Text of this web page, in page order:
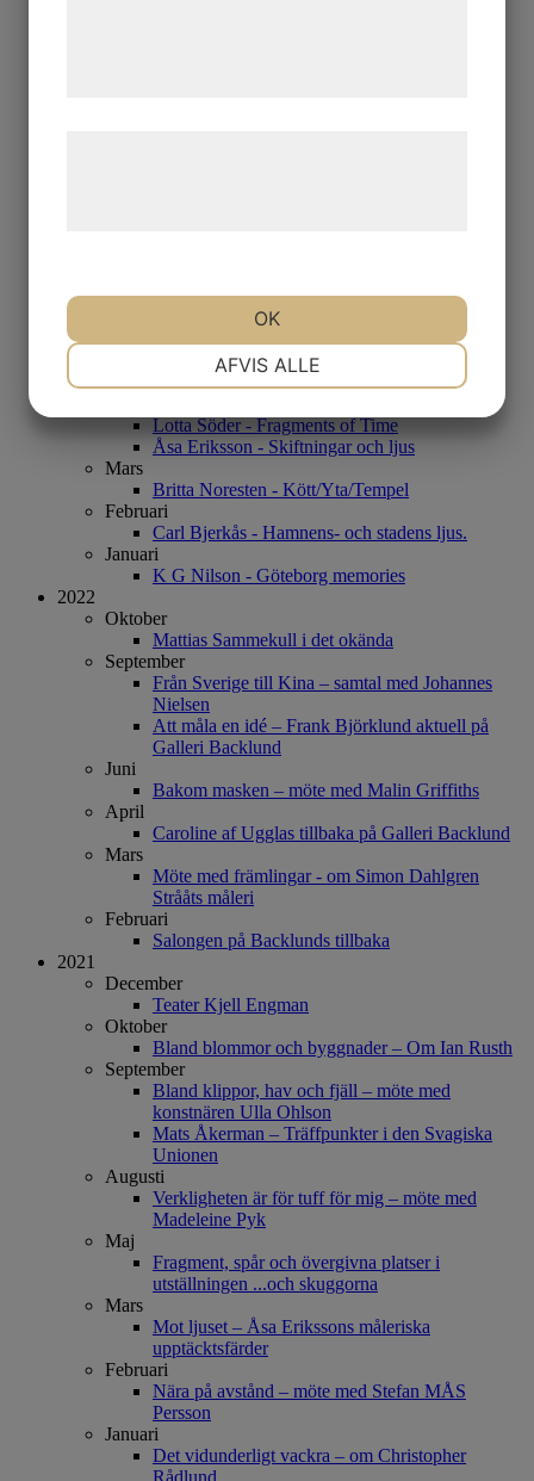
Januari
Mats Åkerman - Yes.
2023
Karl Mårtens - Sista utställningen
Lotta Söder - Fragments of Time
Åsa Eriksson - Skiftningar och ljus
Mars
Britta Noresten - Kött/Yta/Tempel
Februari
Carl Bjerkås - Hamnens- och stadens ljus.
Januari
K G Nilson - Göteborg memories
2022
Oktober
Mattias Sammekull i det okända
September
Från Sverige till Kina – samtal med Johannes
Nielsen
Att måla en idé – Frank Björklund aktuell på
Galleri Backlund
Juni
Bakom masken – möte med Malin Griffiths
April
Caroline af Ugglas tillbaka på Galleri Backlund
Mars
Möte med främlingar - om Simon Dahlgren
Strååts måleri
Februari
Salongen på Backlunds tillbaka
2021
December
Teater Kjell Engman
Oktober
Bland blommor och byggnader – Om Ian Rusth
September
Bland klippor, hav och fjäll – möte med
konstnären Ulla Ohlson
Mats Åkerman – Träffpunkter i den Svagiska
Unionen
Augusti
Verkligheten är för tuff för mig – möte med
Madeleine Pyk
Maj
Fragment, spår och övergivna platser i
utställningen ...och skuggorna
Mars
Mot ljuset – Åsa Erikssons måleriska
upptäcktsfärder
Februari
Nära på avstånd – möte med Stefan MÅS
Persson
Januari
Det vidunderligt vackra – om Christopher
MARKETING STATISTIK
AFVIS ALLE
OK